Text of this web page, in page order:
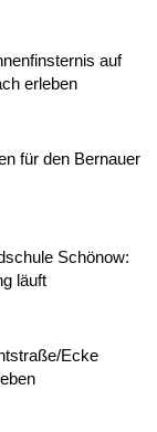
auf
erleben
für den Bernauer
Schönow:
läuft
Ecke